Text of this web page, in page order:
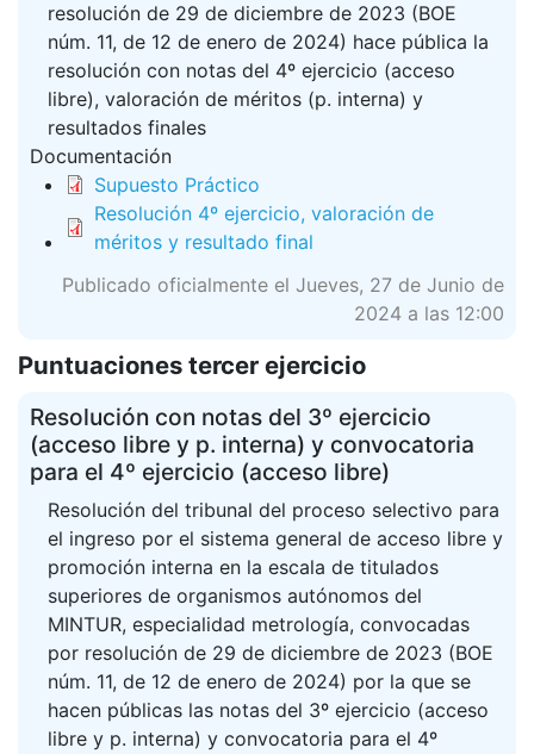
resolución de 29 de diciembre de 2023 (BOE
núm. 11, de 12 de enero de 2024) hace pública la
resolución con notas del 4º ejercicio (acceso
libre), valoración de méritos (p. interna) y
resultados finales
Documentación
Supuesto Práctico
Resolución 4º ejercicio, valoración de
méritos y resultado final
Publicado oficialmente el Jueves, 27 de Junio de
2024 a las 12:00
Puntuaciones tercer ejercicio
Resolución con notas del 3º ejercicio
(acceso libre y p. interna) y convocatoria
para el 4º ejercicio (acceso libre)
Resolución del tribunal del proceso selectivo para
el ingreso por el sistema general de acceso libre y
promoción interna en la escala de titulados
superiores de organismos autónomos del
MINTUR, especialidad metrología, convocadas
por resolución de 29 de diciembre de 2023 (BOE
núm. 11, de 12 de enero de 2024) por la que se
hacen públicas las notas del 3º ejercicio (acceso
libre y p. interna) y convocatoria para el 4º